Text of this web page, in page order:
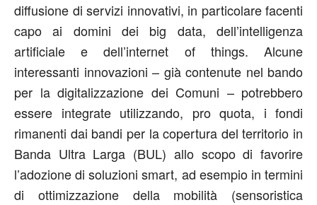
diffusione di servizi innovativi, in particolare facenti
capo ai domini dei big data, dell’intelligenza
artificiale e dell’internet of things. Alcune
interessanti innovazioni – già contenute nel bando
per la digitalizzazione dei Comuni – potrebbero
essere integrate utilizzando, pro quota, i fondi
rimanenti dai bandi per la copertura del territorio in
Banda Ultra Larga (BUL) allo scopo di favorire
l’adozione di soluzioni smart, ad esempio in termini
di ottimizzazione della mobilità (sensoristica